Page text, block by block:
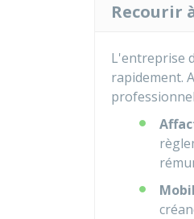
Recourir
L'entreprise
rapidement.